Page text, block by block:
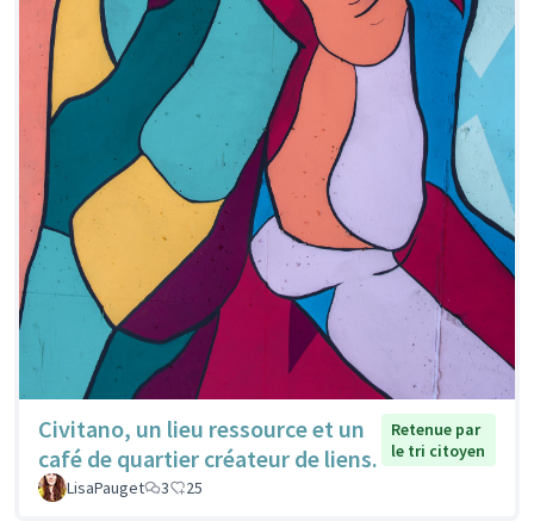
Civitano, un lieu ressource et un
café de quartier créateur de liens.
Retenue par
le tri citoyen
LisaPauget
3 25